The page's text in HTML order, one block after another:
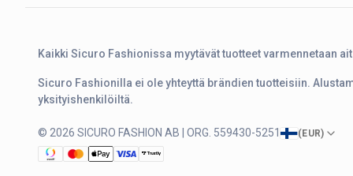
Kaikki Sicuro Fashionissa myytävät tuotteet varmennetaan
Sicuro Fashionilla ei ole yhteyttä brändien tuotteisiin.
yksityishenkilöiltä.
© 2026 SICURO FASHION AB | ORG. 559430-5251 ( EUR)